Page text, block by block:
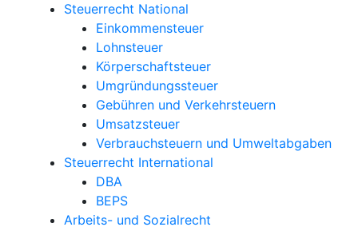
Steuerrecht National
Einkommensteuer
Lohnsteuer
Körperschaftsteuer
Umgründungssteuer
Gebühren und Verkehrsteuern
Umsatzsteuer
Verbrauchsteuern und Umweltabgaben
Steuerrecht International
DBA
BEPS
Arbeits- und Sozialrecht